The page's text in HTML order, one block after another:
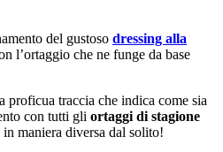
del gustoso dressing alla
l’ortaggio che ne funge da base
proficua traccia che indica come sia
con tutti gli ortaggi di stagione
maniera diversa dal solito!